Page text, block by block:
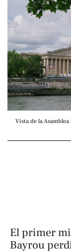
Vista de la Asamblea
El primer
Bayrou